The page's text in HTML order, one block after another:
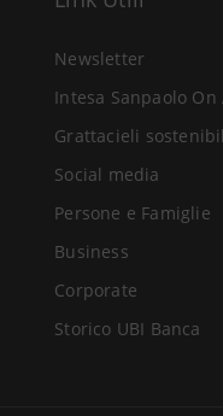
Newsletter
Intesa Sanpaolo On
Grattacieli
Social media
Persone e Famiglie
Business
Corporate
Storico UBI Banca